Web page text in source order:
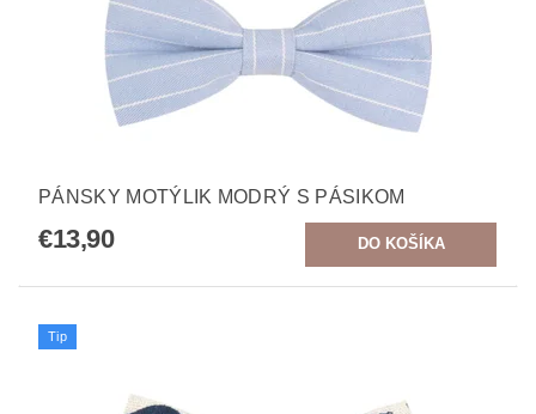
PÁNSKY MOTÝLIK MODRÝ S PÁSIKOM
€13,90
Tip